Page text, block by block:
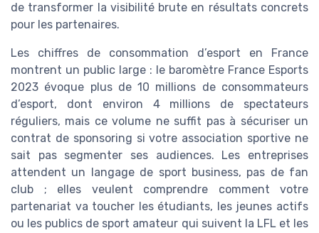
de transformer la visibilité brute en résultats concrets
pour les partenaires.
Les chiffres de consommation d’esport en France
montrent un public large : le baromètre France Esports
2023 évoque plus de 10 millions de consommateurs
d’esport, dont environ 4 millions de spectateurs
réguliers, mais ce volume ne suffit pas à sécuriser un
contrat de sponsoring si votre association sportive ne
sait pas segmenter ses audiences. Les entreprises
attendent un langage de sport business, pas de fan
club ; elles veulent comprendre comment votre
partenariat va toucher les étudiants, les jeunes actifs
ou les publics de sport amateur qui suivent la LFL et les